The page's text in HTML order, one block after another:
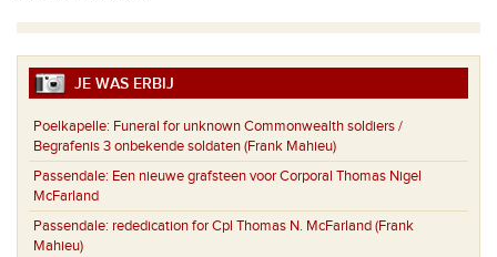
JE WAS ERBIJ
Poelkapelle: Funeral for unknown Commonwealth soldiers /
Begrafenis 3 onbekende soldaten (Frank Mahieu)
Passendale: Een nieuwe grafsteen voor Corporal Thomas Nigel
McFarland
Passendale: rededication for Cpl Thomas N. McFarland (Frank
Mahieu)